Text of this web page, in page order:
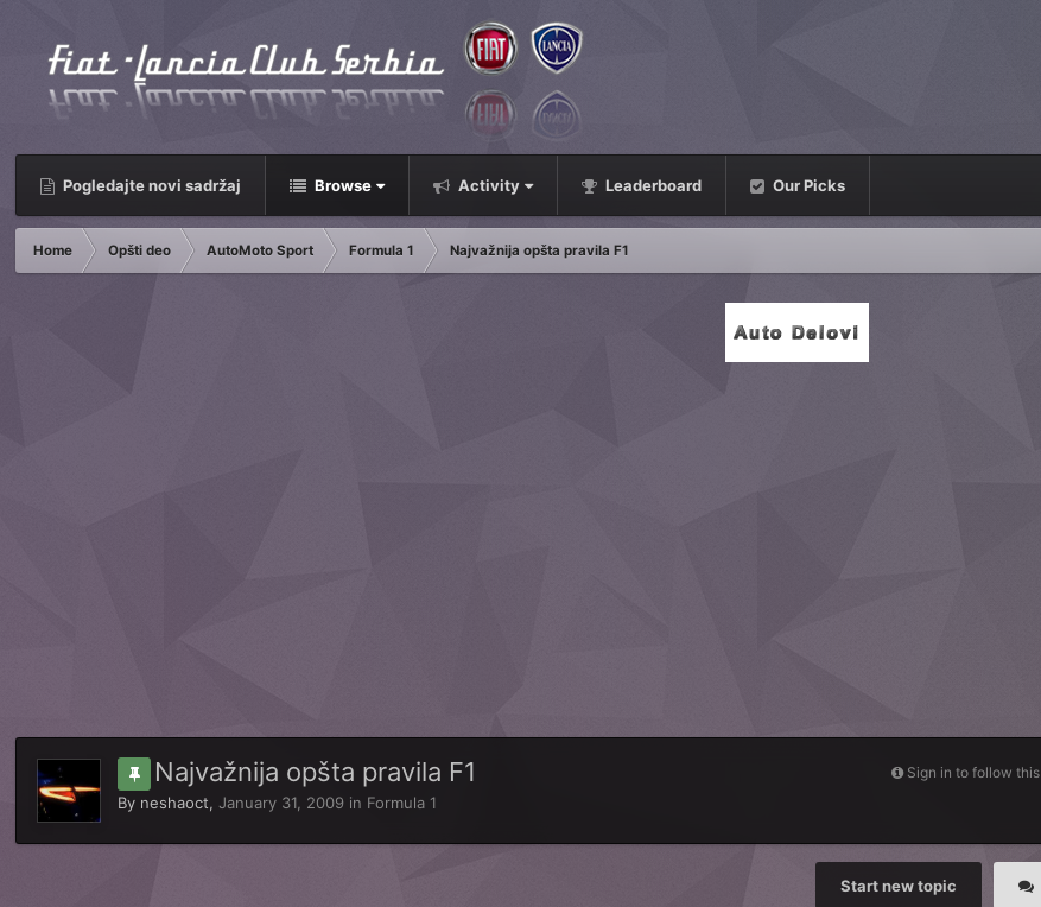
Pogledajte novi sadržaj Browse Activity Leaderboard Our Picks
Home Opšti deo AutoMoto Sport Formula 1 Najvažnija opšta pravila F1
Sign in to follow this
Najvažnija opšta pravila F1
By neshaoct,January 31, 2009 in Formula 1
Start new topic